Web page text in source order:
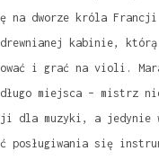
na dworze króla
kabinie, którą
i grać na violi.
miejsca – mistrz
dla muzyki, a jedynie
posługiwania się